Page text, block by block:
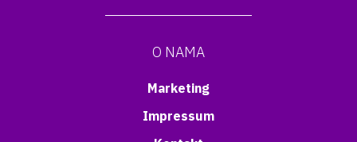
O NAMA
Marketing
Impressum